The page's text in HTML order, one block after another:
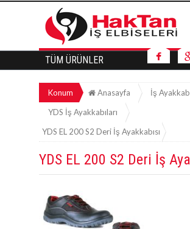
TÜM ÜRÜNLER
Konum Anasayfa
İş
YDS İş Ayakkabıları
YDS EL 200 S2 Deri İş Ayakkabısı
YDS EL 200 S2 Deri İş